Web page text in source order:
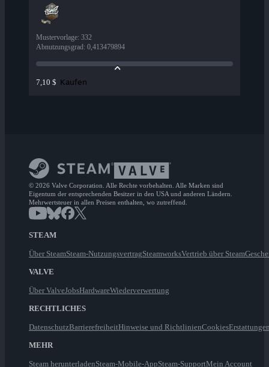
Mustervorlage: 332
Abnutzungsgrad: 0,413479894
7,10 $ Kaufen
© 2026 Valve Corporation. Alle Rechte vorbehalten. Alle Marken sind
Eigentum der entsprechenden Besitzer in den USA und anderen Ländern.
Mehrwertsteuer in allen Preisen enthalten, wo zutreffend.
STEAM
Über SteamSteam-NutzungsvertragSteamworksVertrieb über Steam
VALVE
Über ValveJobsHardwareWiederverwertung
RECHTLICHES
DatenschutzBarrierefreiheitHinweise und RichtlinienCookies
MEHR
Steam herunterladenSteam-Mobile-AppSteam-SupportMein Account